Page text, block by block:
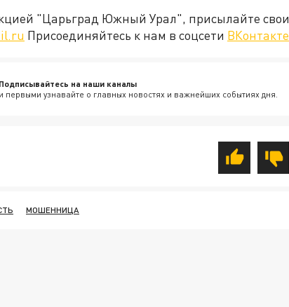
"Царьград Южный Урал", присылайте свои
Присоединяйтесь к нам в соцсети ВКонтакте
Подписывайтесь на наши каналы
и первыми узнавайте о главных новостях и важнейших событиях дня.
МОШЕННИЦА